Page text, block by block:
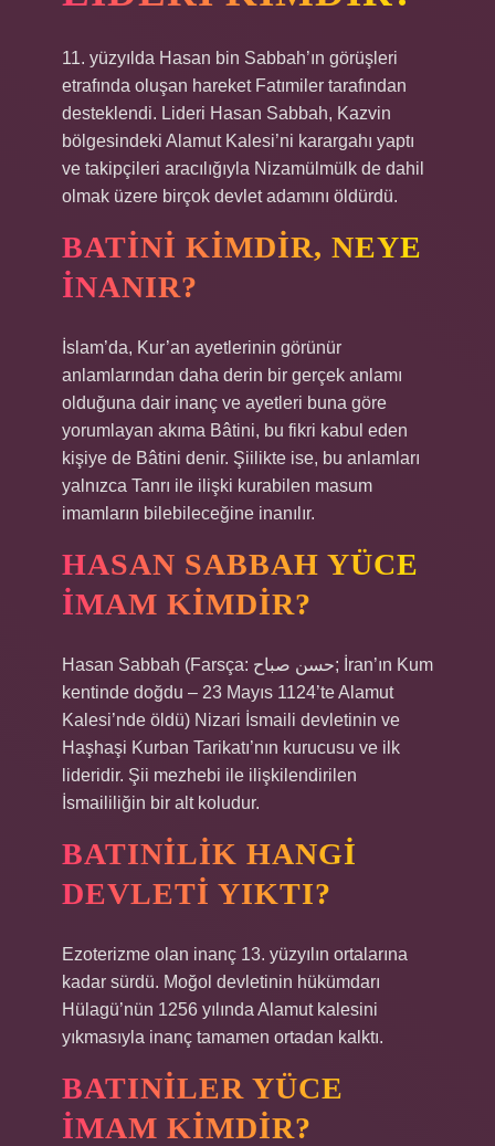
11. yüzyılda Hasan bin Sabbah’ın görüşleri
etrafında oluşan hareket Fatımiler tarafından
desteklendi. Lideri Hasan Sabbah, Kazvin
bölgesindeki Alamut Kalesi’ni karargahı yaptı
ve takipçileri aracılığıyla Nizamülmülk de dahil
olmak üzere birçok devlet adamını öldürdü.
BATINI KIMDIR, NEYE
INANIR?
İslam’da, Kur’an ayetlerinin görünür
anlamlarından daha derin bir gerçek anlamı
olduğuna dair inanç ve ayetleri buna göre
yorumlayan akıma Bâtini, bu fikri kabul eden
kişiye de Bâtini denir. Şiilikte ise, bu anlamları
yalnızca Tanrı ile ilişki kurabilen masum
imamların bilebileceğine inanılır.
HASAN SABBAH YÜCE
İMAM KIMDIR?
Hasan Sabbah (Farsça: حسن صباح; İran’ın Kum
kentinde doğdu – 23 Mayıs 1124’te Alamut
Kalesi’nde öldü) Nizari İsmaili devletinin ve
Haşhaşi Kurban Tarikatı’nın kurucusu ve ilk
lideridir. Şii mezhebi ile ilişkilendirilen
İsmaililiğin bir alt koludur.
BATINILIK HANGI
DEVLETI YIKTI?
Ezoterizme olan inanç 13. yüzyılın ortalarına
kadar sürdü. Moğol devletinin hükümdarı
Hülagü’nün 1256 yılında Alamut kalesini
yıkmasıyla inanç tamamen ortadan kalktı.
BATINILER YÜCE
İMAM KIMDIR?